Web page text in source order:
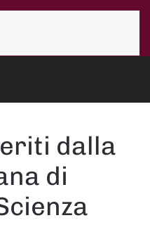
dalla
di